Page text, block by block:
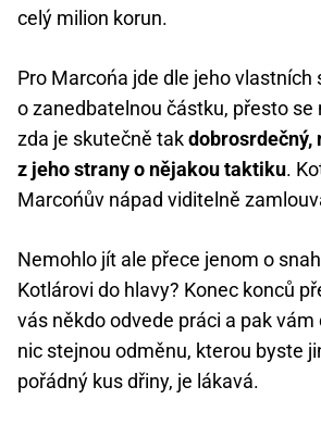
celý milion korun.
Pro Marcońa jde dle jeho vlastních
o zanedbatelnou částku, přesto se
zda je skutečně takdobrosrdečný,
z jeho strany o nějakou taktiku.
Marcońův nápad viditelně
Nemohlo jít ale přece jenom o
Kotlárovi do hlavy? Konec konců
vás někdo odvede práci a pak
nic stejnou odměnu, kterou byste
pořádný kus dřiny, je lákavá.